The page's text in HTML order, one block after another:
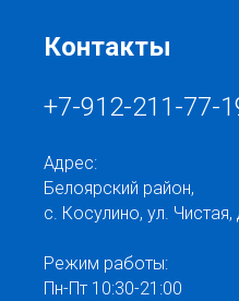
Контакты
+7-912-211-77-
Адрес:
Белоярский район,
с. Косулино, ул. Чистая,
Режим работы:
Пн-Пт 10:30-21:00